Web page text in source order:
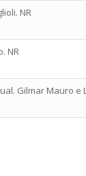
NR
NR
Gilmar Mauro e